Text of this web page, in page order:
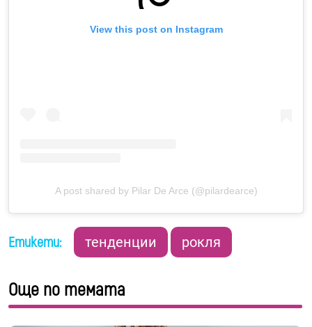
View this post on Instagram
A post shared by Pilar De Arce (@pilardearce)
Етикети: тенденции рокля
Още по темата